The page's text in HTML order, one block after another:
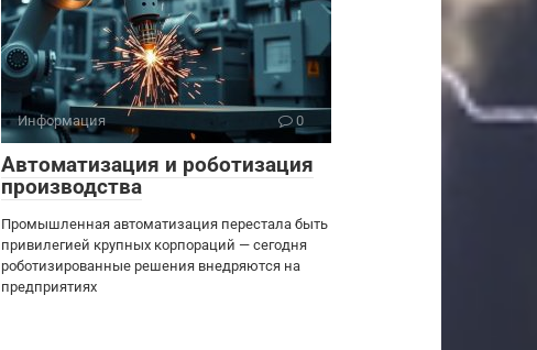
Информация 0
Автоматизация и роботизация
производства
Промышленная автоматизация перестала быть
привилегией крупных корпораций — сегодня
роботизированные решения внедряются на
предприятиях